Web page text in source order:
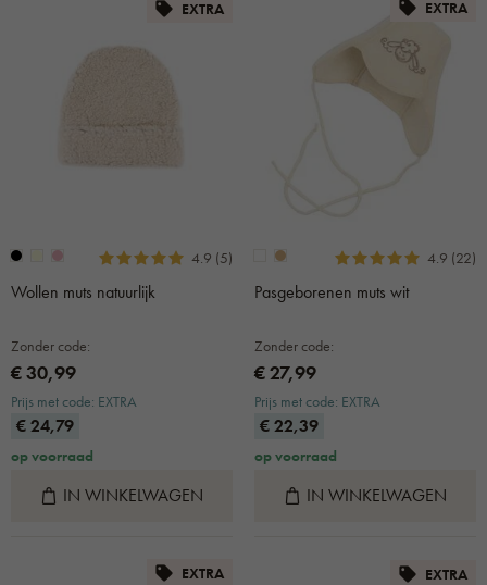
EXTRA
4.9 (5)
Wollen muts natuurlijk
Zonder code:
€ 30,99
Prijs met code: EXTRA
€ 24,79
op voorraad
IN WINKELWAGEN
EXTRA
4.9 (22)
Pasgeborenen muts wit
Zonder code:
€ 27,99
Prijs met code: EXTRA
€ 22,39
op voorraad
IN WINKELWAGEN
EXTRA EXTRA